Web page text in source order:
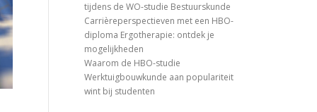
tijdens de WO-studie Bestuurskunde
Carrièreperspectieven met een HBO-
diploma Ergotherapie: ontdek je
mogelijkheden
Waarom de HBO-studie
Werktuigbouwkunde aan populariteit
wint bij studenten